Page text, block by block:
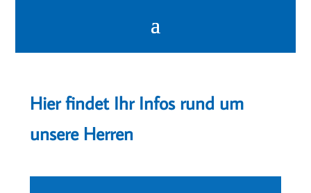
Hier findet Ihr Infos rund um
unsere Herren